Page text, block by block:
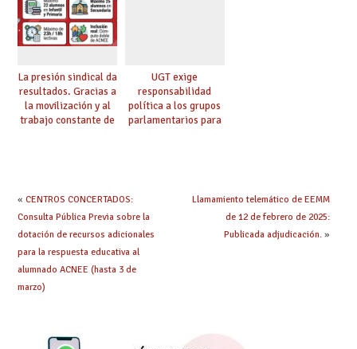
La presión sindical da
resultados. Gracias a
la movilización y al
trabajo constante de
UGT exige
responsabilidad
política a los grupos
parlamentarios para
« CENTROS CONCERTADOS:
Consulta Pública Previa sobre la
dotación de recursos adicionales
para la respuesta educativa al
alumnado ACNEE (hasta 3 de
marzo)
Llamamiento telemático de EEMM
de 12 de febrero de 2025:
Publicada adjudicación.»